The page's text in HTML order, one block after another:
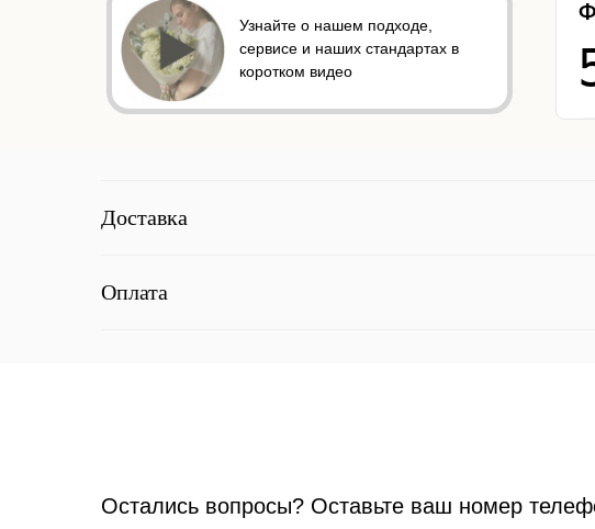
Узнайте о нашем подходе,
сервисе и наших стандартах в
коротком видео
Доставка
Оплата
Остались вопросы? Оставьте ваш номер